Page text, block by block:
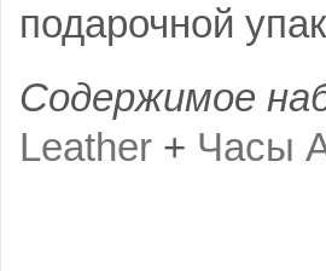
подарочной
Содержимое
Leather + Часы